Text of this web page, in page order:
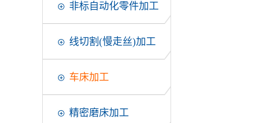
非标自动化零件加工
线切割(慢走丝)加工
车床加工
精密磨床加工